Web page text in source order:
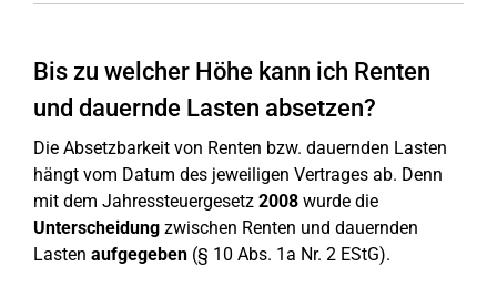
Bis zu welcher Höhe kann ich Renten
und dauernde Lasten absetzen?
Die Absetzbarkeit von Renten bzw. dauernden Lasten
hängt vom Datum des jeweiligen Vertrages ab. Denn
mit dem Jahressteuergesetz 2008 wurde die
Unterscheidung zwischen Renten und dauernden
Lasten aufgegeben (§ 10 Abs. 1a Nr. 2 EStG).